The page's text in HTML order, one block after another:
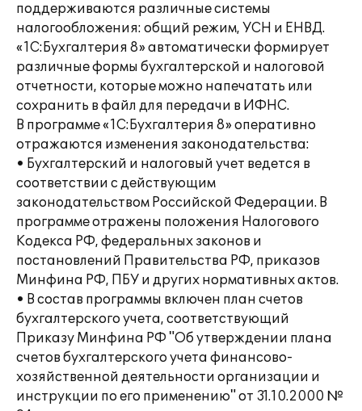
поддерживаются различные системы
налогообложения: общий режим, УСН и ЕНВД.
«1С:Бухгалтерия 8» автоматически формирует
различные формы бухгалтерской и налоговой
отчетности, которые можно напечатать или
сохранить в файл для передачи в ИФНС.
В программе «1С:Бухгалтерия 8» оперативно
отражаются изменения законодательства:
• Бухгалтерский и налоговый учет ведется в
соответствии с действующим
законодательством Российской Федерации. В
программе отражены положения Налогового
Кодекса РФ, федеральных законов и
постановлений Правительства РФ, приказов
Минфина РФ, ПБУ и других нормативных актов.
• В состав программы включен план счетов
бухгалтерского учета, соответствующий
Приказу Минфина РФ "Об утверждении плана
счетов бухгалтерского учета финансово-
хозяйственной деятельности организации и
инструкции по его применению" от 31.10.2000 №